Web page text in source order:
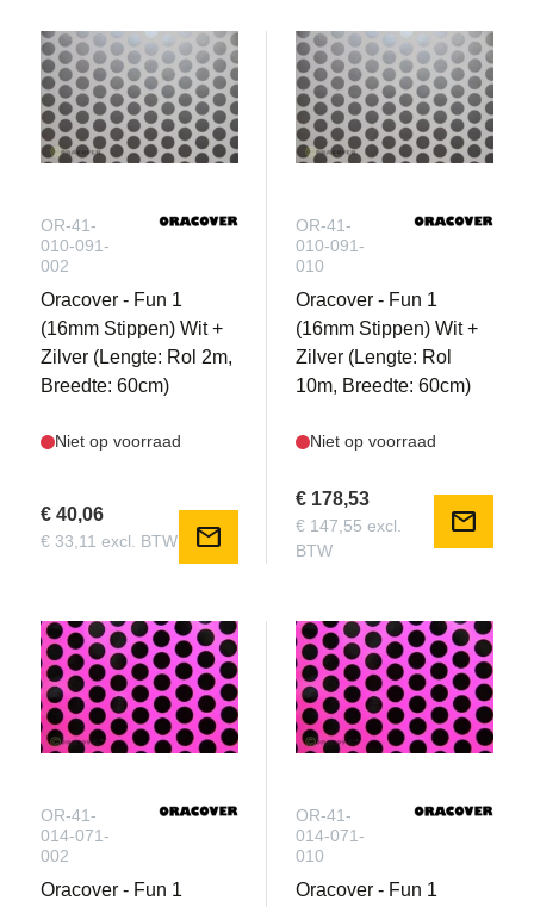
OR-41-
010-091-
002
Oracover - Fun 1
(16mm Stippen) Wit +
Zilver (Lengte: Rol 2m,
Breedte: 60cm)
Niet op voorraad
€ 40,06
€ 33,11 excl. BTW mail
OR-41-
010-091-
010
Oracover - Fun 1
(16mm Stippen) Wit +
Zilver (Lengte: Rol
10m, Breedte: 60cm)
Niet op voorraad
€ 178,53
€ 147,55 excl.
BTW
mail
OR-41-
014-071-
002
Oracover - Fun 1
OR-41-
014-071-
010
Oracover - Fun 1